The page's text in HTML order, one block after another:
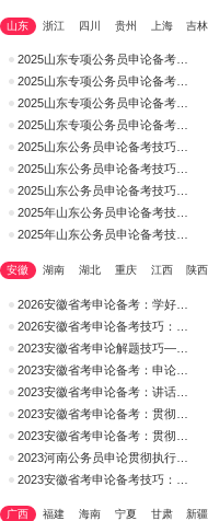
山东 浙江 四川 贵州 上海 吉林
安徽 湖南 湖北 重庆 江西 陕西
广西 福建 海南 宁夏 甘肃 新疆